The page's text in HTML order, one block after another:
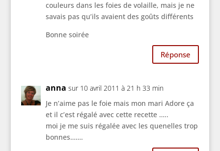
couleurs dans les foies de volaille, mais je ne
savais pas qu’ils avaient des goûts différents
Bonne soirée
Réponse
anna sur 10 avril 2011 à 21 h 33 min
Je n’aime pas le foie mais mon mari Adore ça
et il c’est régalé avec cette recette …..
moi je me suis régalée avec les quenelles trop
bonnes…….